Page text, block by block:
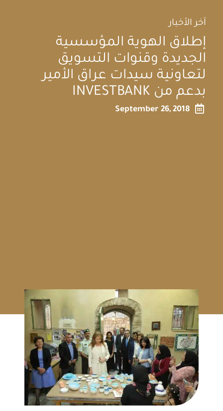
آخر الأخبار
إطلاق الهوية المؤسسية
الجديدة وقنوات التسويق
لتعاونية سيدات عراق الأمير
بدعم من INVESTBANK

September 26, 2018